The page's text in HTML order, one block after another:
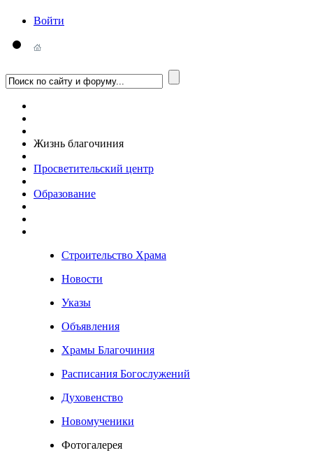
Войти
Жизнь благочиния
Просветительский центр
Образование
Строительство Храма
Новости
Указы
Объявления
Храмы Благочиния
Расписания Богослужений
Духовенство
Новомученики
Фотогалерея